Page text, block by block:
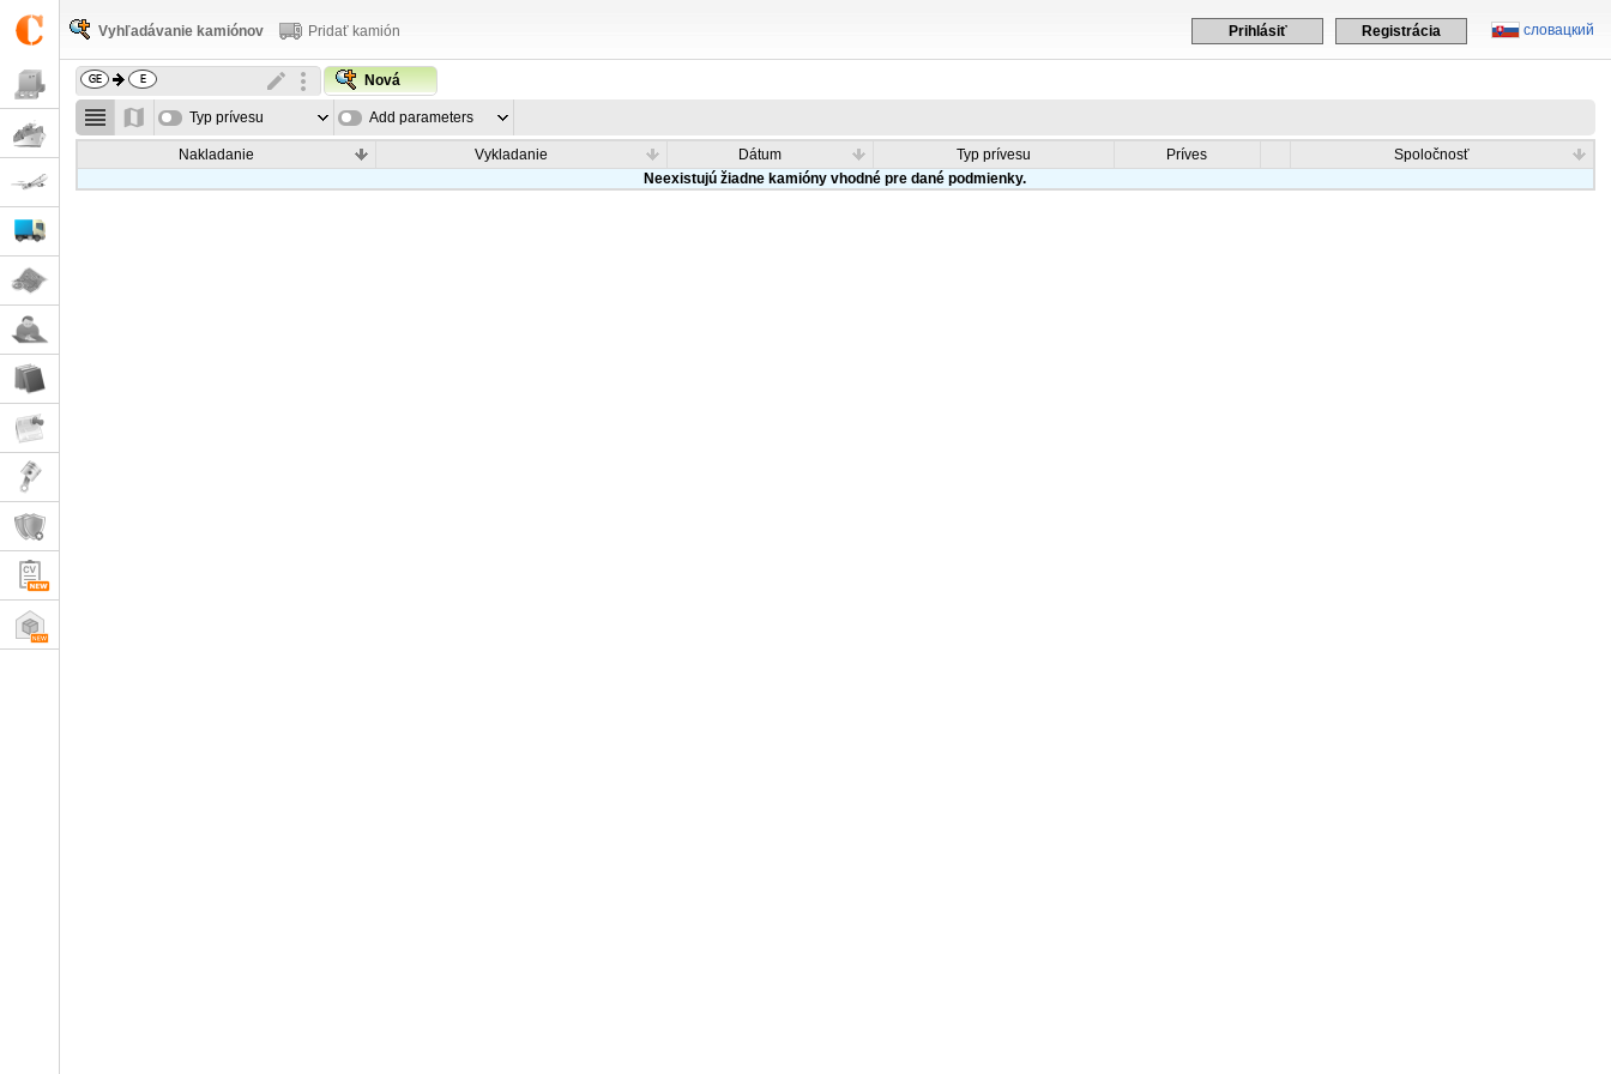
словацкий
Prihlásiť Registrácia
Vyhľadávanie kamiónov Pridať kamión
Nová
Typ prívesu Add parameters
Nakladanie Vykladanie Dátum Typ prívesu Príves
Spoločnosť
Neexistujú žiadne kamióny vhodné pre dané podmienky.